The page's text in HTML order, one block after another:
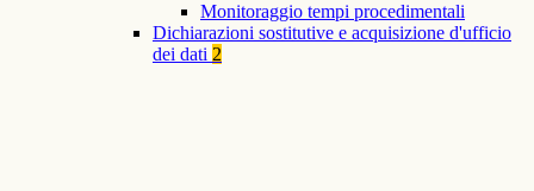
Monitoraggio tempi procedimentali
Dichiarazioni sostitutive e acquisizione d'ufficio
dei dati 2